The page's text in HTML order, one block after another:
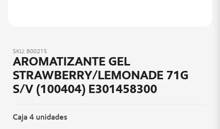
SKU: 800215
AROMATIZANTE GEL
STRAWBERRY/LEMONADE 71G
S/V (100404) E301458300
Caja 4 unidades